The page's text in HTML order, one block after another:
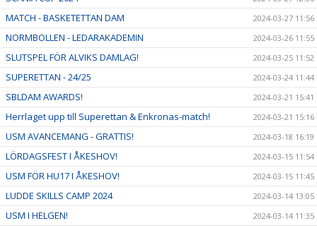
MATCH - BASKETETTAN DAM 2024-03-27 11:56
NORMBOLLEN - LEDARAKADEMIN 2024-03-26 11:55
SLUTSPEL FÖR ALVIKS DAMLAG! 2024-03-25 11:52
SUPERETTAN - 24/25 2024-03-24 11:44
SBLDAM AWARDS! 2024-03-21 15:41
Herrlaget upp till Superettan & Enkronas-match! 2024-03-21 15:16
USM AVANCEMANG - GRATTIS! 2024-03-18 16:19
LÖRDAGSFEST I ÅKESHOV! 2024-03-15 11:54
USM FÖR HU17 I ÅKESHOV! 2024-03-15 11:45
LUDDE SKILLS CAMP 2024 2024-03-14 13:05
USM I HELGEN! 2024-03-14 11:35